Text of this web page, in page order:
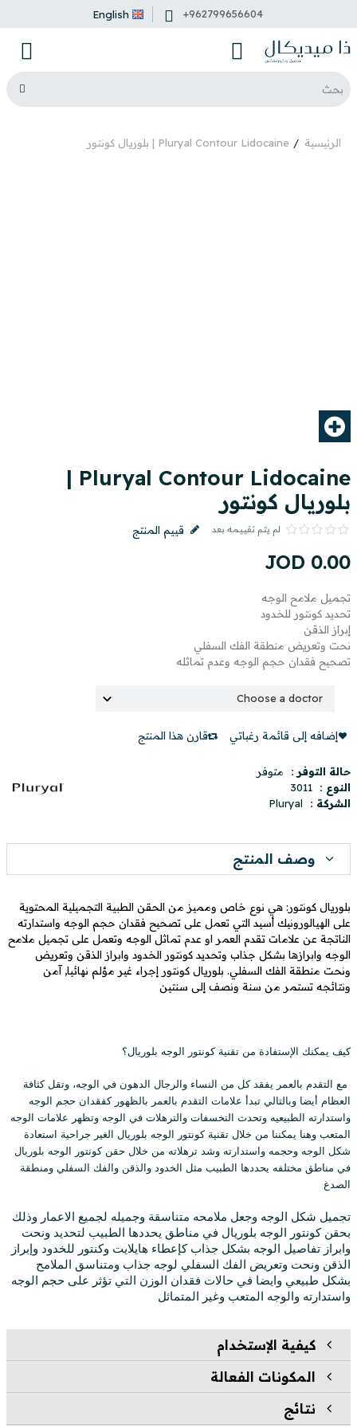
+962799656604
English
الرئيسية Pluryal Contour Lidocaine | بلوريال كونتور
Pluryal Contour Lidocaine |
بلوريال كونتور
لم يتم تقييمه بعد قييم المنتج
JOD 0.00
تجميل ملامح الوجه
تحديد كونتور للخدود
إبراز الذقن
نحت وتعريض منطقة الفك السفلي
تصحيح فقدان حجم الوجه وعدم تماثله
إضافه إلى قائمة رغباتي قارن هذا المنتج
حالة التوفر :
متوفر
النوع :
3011
الشركة :
Pluryal
وصف المنتج
بلوريال كونتور: هي نوع خاص ومميز من الحقن الطبية التجميلية المحتوية
على الهيالورونيك أسيد التي تعمل على تصحيح فقدان حجم الوجه واستدارته
الناتجة عن علامات تقدم العمر او عدم تماثل الوجه وتعمل على تجميل ملامح
الوجه وابرازها بشكل جذاب وتحديد كونتور الخدود وابراز الذقن وتعريض
ونحت منطقة الفك السفلي. بلوريال كونتور إجراء غير مؤلم نهائيا, آمن
ونتائجه تستمر من سنة ونصف إلى سنتين
كيف يمكنك الإستفادة من تقنية كونتور الوجه بلوريال؟
مع التقدم بالعمر يفقد كل من النساء والرجال الدهون في الوجه، وتقل كثافة
العظام أيضا وبالتالي تبدأ علامات التقدم بالعمر بالظهور كفقدان حجم الوجه
واستدارته الطبيعيه وتحدث التخسفات والترهلات في الوجه وتظهر علامات الوجه
المتعب وهنا يمكننا من خلال تقنية كونتور الوجه بلوريال الغير جراحية استعادة
شكل الوجه وحجمه واستدارته وشد ترهلاته من خلال حقن كونتور الوجه بلوريال
في مناطق مختلفه يحددها الطبيب مثل الخدود والذقن والفك السفلي ومنطقة
الصدغ
تجميل شكل الوجه وجعل ملامحه متناسقة وجميله لجميع الاعمار وذلك
بحقن كونتور الوجه بلوريال في مناطق يحددها الطبيب لتحديد ونحت
وابراز تفاصيل الوجه بشكل جذاب كإعطاء هايلايت وكنتور للخدود وإبراز
الذقن ونحت وتعريض الفك السفلي لوجه جذاب ومتناسق الملامح
بشكل طبيعي وايضا في حالات فقدان الوزن التي تؤثر على حجم الوجه
واستدارته والوجه المتعب وغير المتماثل
كيفية الإستخدام
المكونات الفعالة
نتائج